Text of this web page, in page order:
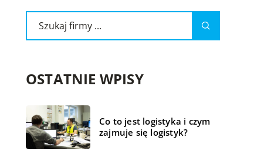
OSTATNIE WPISY
Co to jest logistyka i czym
zajmuje się logistyk?